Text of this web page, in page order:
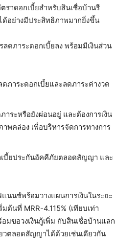
ราดอกเบี้ยสำหรับสินเชื่อบ้านรี
ด้อย่างมีประสิทธิภาพมากยิ่งขึ้น
ดภาระดอกเบี้ยลง พร้อมมีเงินส่วน
ภาระดอกเบี้ยและลดภาระค่างวด
ระหรือยังผ่อนอยู่ และต้องการเงิน
พคล่อง เพื่อบริหารจัดการทางการ
เบี้ยประกันอัคคีภัยตลอดสัญญา และ
นนซ์พร้อมวางแผนการเงินในระยะ
นที่ MRR-4.115% (เทียบเท่า
ขอวงเงินกู้เพิ่ม กับสินเชื่อบ้านแลก
ยวตลอดสัญญาได้ด้วยเช่นเดียวกัน